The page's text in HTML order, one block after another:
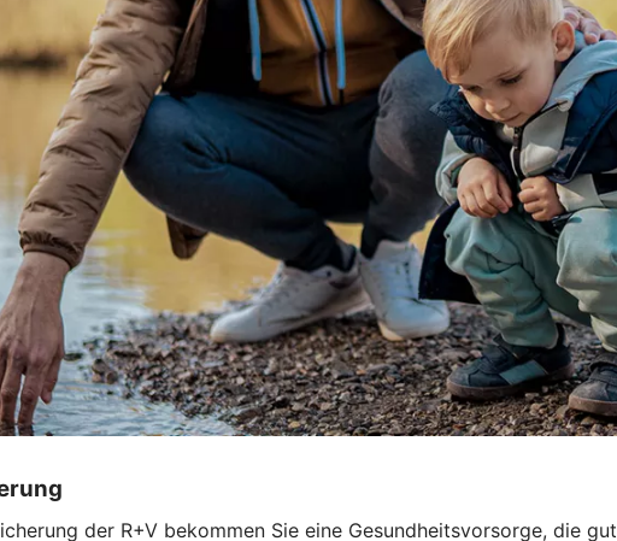
der R+V bekommen Sie eine Gesundheitsvorsorge, die